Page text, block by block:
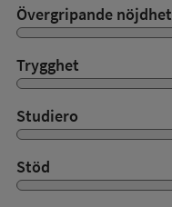
Övergripande nöjdhet
Trygghet
Studiero
Stöd